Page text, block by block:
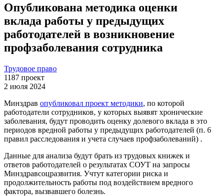
Опубликована методика оценки
вклада работы у предыдущих
работодателей в возникновение
профзаболевания сотрудника
Трудовое право
1187 проект
2 июля 2024
Минздрав опубликовал проект методики, по которой
работодатели сотрудников, у которых выявят хронические
заболевания, будут проводить оценку долевого вклада в это
периодов вредной работы у предыдущих работодателей (п. 6
правил расследования и учета случаев профзаболеваний) .
Данные для анализа будут брать из трудовых книжек и
ответов работодателей о результатах СОУТ на запросы
Минздравсоцразвития. Учтут категории риска и
продолжительность работы под воздействием вредного
фактора, вызвавшего болезнь.